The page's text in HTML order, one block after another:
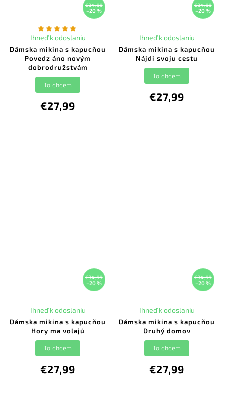
€34,99
–20 %
Dámska mikina s kapucňou
Povedz áno novým
dobrodružstvám
Ihneď k odoslaniu
€27,99
To chcem
€34,99
–20 %
Dámska mikina s kapucňou
Nájdi svoju cestu
Ihneď k odoslaniu
€27,99
To chcem
€34,99
–20 %
Dámska mikina s kapucňou
Hory ma volajú
Ihneď k odoslaniu
€27,99
To chcem
€34,99
–20 %
Dámska mikina s kapucňou
Druhý domov
Ihneď k odoslaniu
€27,99
To chcem